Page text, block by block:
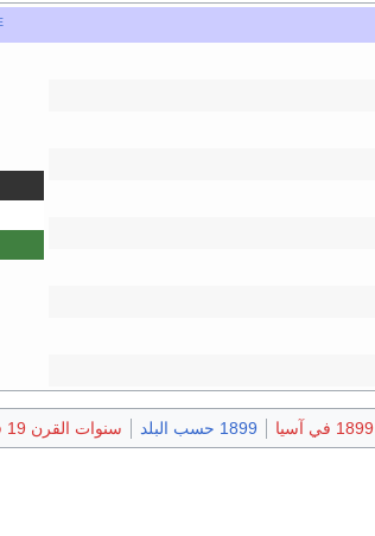
1899 في آسيا 1899 حسب البلد سنوات القرن 19 في فلسطين